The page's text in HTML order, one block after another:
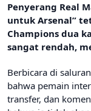
Penyerang Real
untuk Arsenal”
Champions dua
sangat rendah,
Berbicara di
bahwa pemain
transfer, dan